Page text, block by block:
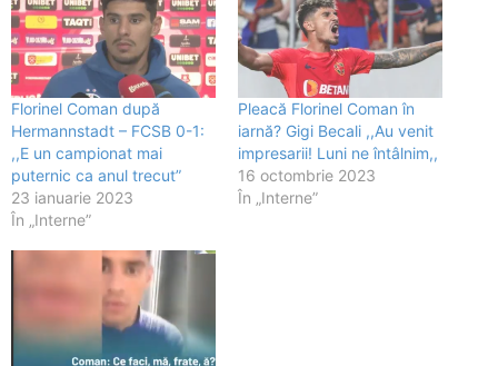
Florinel Coman după
Hermannstadt – FCSB 0-1:
,,E un campionat mai
puternic ca anul trecut”
23 ianuarie 2023
În „Interne”
Pleacă Florinel Coman în
iarnă? Gigi Becali ,,Au venit
impresarii! Luni ne întâlnim,,
16 octombrie 2023
În „Interne”